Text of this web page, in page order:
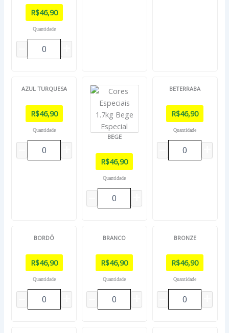
R$46,90
Quantidade
AZUL TURQUESA
R$46,90
Quantidade
BEGE
R$46,90
Quantidade
BETERRABA
R$46,90
Quantidade
BORDÔ
R$46,90
Quantidade
BRANCO
R$46,90
Quantidade
BRONZE
R$46,90
Quantidade